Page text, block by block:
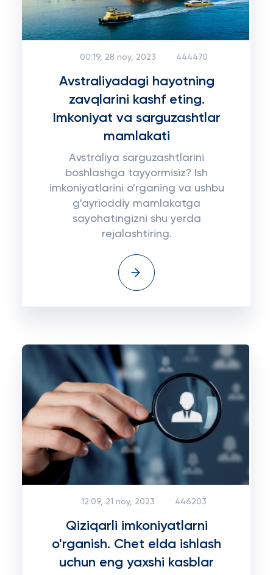
00:19, 28 noy, 2023 444470
Avstraliyadagi hayotning
zavqlarini kashf eting.
Imkoniyat va sarguzashtlar
mamlakati
Avstraliya sarguzashtlarini
boshlashga tayyormisiz? Ish
imkoniyatlarini o'rganing va ushbu
g'ayrioddiy mamlakatga
sayohatingizni shu yerda
rejalashtiring.
12:09, 21 noy, 2023 446203
Qiziqarli imkoniyatlarni
o'rganish. Chet elda ishlash
uchun eng yaxshi kasblar